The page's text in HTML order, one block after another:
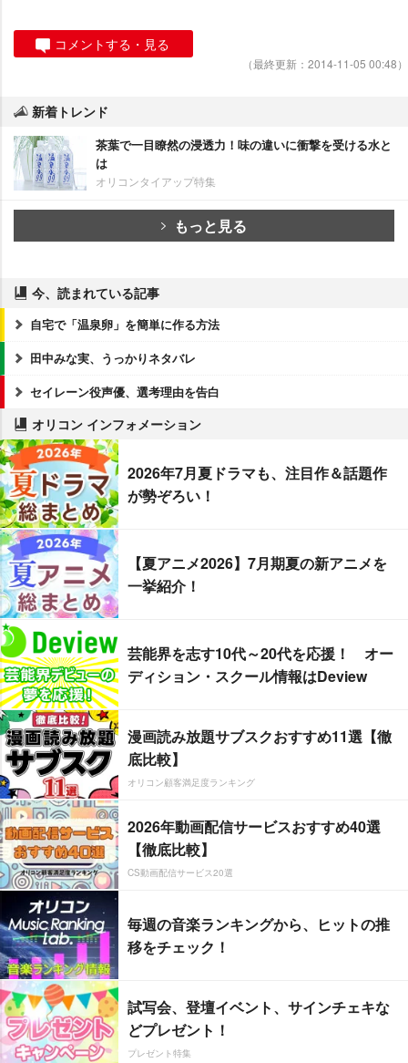
コメントする・見る
（最終更新：2014-11-05 00:48）
新着トレンド
茶葉で一目瞭然の浸透力！味の違いに衝撃を受ける水と
は
オリコンタイアップ特集
もっと見る
今、読まれている記事
自宅で「温泉卵」を簡単に作る方法
田中みな実、うっかりネタバレ
セイレーン役声優、選考理由を告白
オリコン インフォメーション
2026年7月夏ドラマも、注目作＆話題作
が勢ぞろい！
【夏アニメ2026】7月期夏の新アニメを
一挙紹介！
芸能界を志す10代～20代を応援！ オー
ディション・スクール情報はDeview
漫画読み放題サブスクおすすめ11選【徹
底比較】
オリコン顧客満足度ランキング
2026年動画配信サービスおすすめ40選
【徹底比較】
CS動画配信サービス20選
毎週の音楽ランキングから、ヒットの推
移をチェック！
試写会、登壇イベント、サインチェキな
どプレゼント！
プレゼント特集